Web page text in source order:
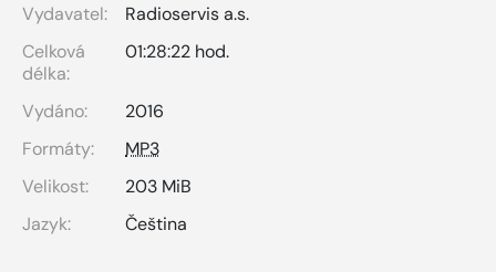
Vydavatel:
Radioservis a.s.
Celková
délka:
01:28:22 hod.
Vydáno:
2016
Formáty:
MP3
Velikost:
203 MiB
Jazyk:
Čeština